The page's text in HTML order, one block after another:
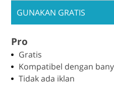
GUNAKAN GRATIS
Pro
Gratis
Kompatibel dengan
Tidak ada iklan